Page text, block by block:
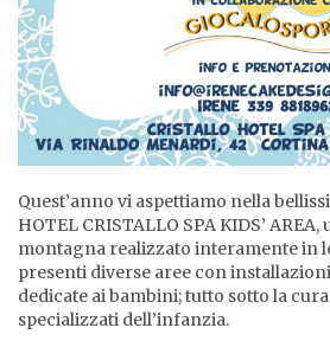
Quest’anno vi aspettiamo nella
HOTEL CRISTALLO SPA KIDS’
montagna realizzato interamente in
presenti diverse aree con
dedicate ai bambini; tutto sotto la
specializzati dell’infanzia.